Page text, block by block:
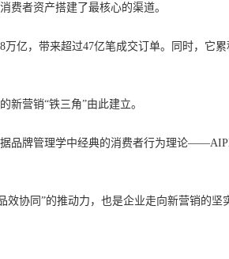
费者资产搭建了最核心的渠道。
亿，带来超过47亿笔成交订单。同时，它
营销“铁三角”由此建立。
品牌管理学中经典的消费者行为理论
协同”的推动力，也是企业走向新营销的坚